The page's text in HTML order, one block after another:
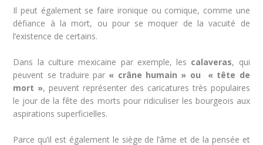
Il peut également se faire ironique ou comique, comme une
défiance à la mort, ou pour se moquer de la vacuité de
l’existence de certains.
Dans la culture mexicaine par exemple, les calaveras, qui
peuvent se traduire par « crâne humain » ou « tête de
mort », peuvent représenter des caricatures très populaires
le jour de la fête des morts pour ridiculiser les bourgeois aux
aspirations superficielles.
Parce qu’il est également le siège de l’âme et de la pensée et